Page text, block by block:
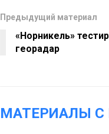
Предыдущий материал
«Норникель»
георадар
МАТЕРИАЛЫ С